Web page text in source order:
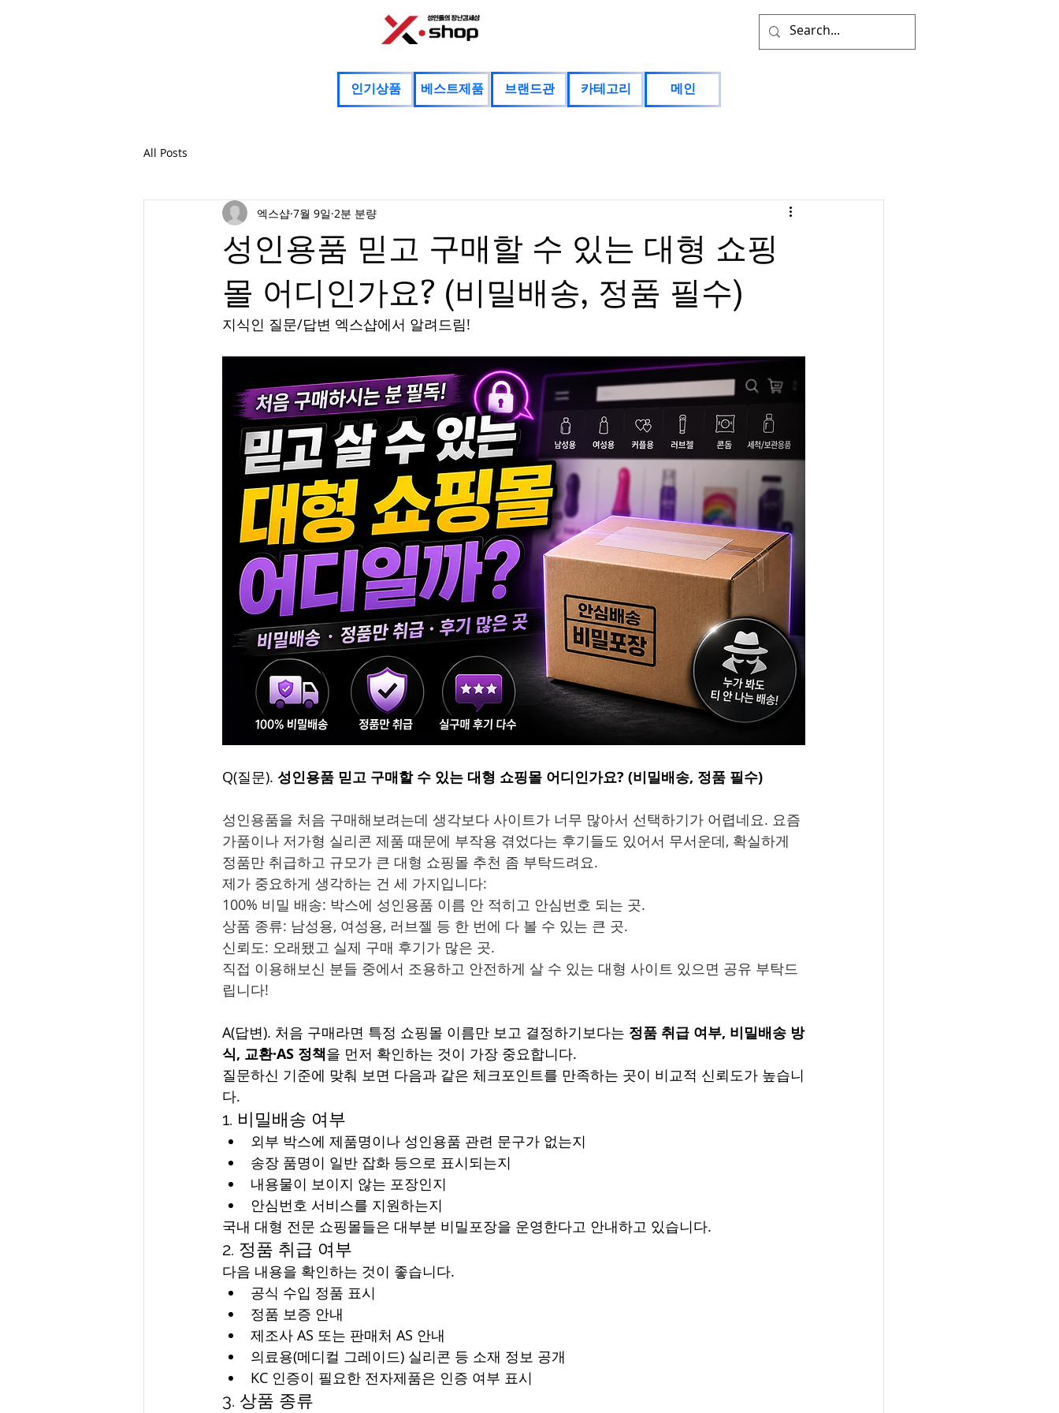
인기상품 베스트제품 브랜드관 카테고리 메인
All Posts
성인용품 믿고 구매할 수 있는 대형 쇼핑
몰 어디인가요? (비밀배송, 정품 필수)
엑스샵 7월 9일 2분 분량
지식인 질문/답변 엑스샵에서 알려드림!
Q(질문). 성인용품 믿고 구매할 수 있는 대형 쇼핑몰 어디인가요? (비밀배송, 정품 필수)
성인용품을 처음 구매해보려는데 생각보다 사이트가 너무 많아서 선택하기가 어렵네요. 요즘
가품이나 저가형 실리콘 제품 때문에 부작용 겪었다는 후기들도 있어서 무서운데, 확실하게
정품만 취급하고 규모가 큰 대형 쇼핑몰 추천 좀 부탁드려요.
제가 중요하게 생각하는 건 세 가지입니다:
100% 비밀 배송: 박스에 성인용품 이름 안 적히고 안심번호 되는 곳.
상품 종류: 남성용, 여성용, 러브젤 등 한 번에 다 볼 수 있는 큰 곳.
신뢰도: 오래됐고 실제 구매 후기가 많은 곳.
직접 이용해보신 분들 중에서 조용하고 안전하게 살 수 있는 대형 사이트 있으면 공유 부탁드
립니다!
A(답변). 처음 구매라면 특정 쇼핑몰 이름만 보고 결정하기보다는 정품 취급 여부, 비밀배송 방
식, 교환·AS 정책을 먼저 확인하는 것이 가장 중요합니다.
질문하신 기준에 맞춰 보면 다음과 같은 체크포인트를 만족하는 곳이 비교적 신뢰도가 높습니
다.
1. 비밀배송 여부
외부 박스에 제품명이나 성인용품 관련 문구가 없는지
송장 품명이 일반 잡화 등으로 표시되는지
내용물이 보이지 않는 포장인지
안심번호 서비스를 지원하는지
국내 대형 전문 쇼핑몰들은 대부분 비밀포장을 운영한다고 안내하고 있습니다.
2. 정품 취급 여부
다음 내용을 확인하는 것이 좋습니다.
공식 수입 정품 표시
정품 보증 안내
제조사 AS 또는 판매처 AS 안내
의료용(메디컬 그레이드) 실리콘 등 소재 정보 공개
KC 인증이 필요한 전자제품은 인증 여부 표시
3. 상품 종류